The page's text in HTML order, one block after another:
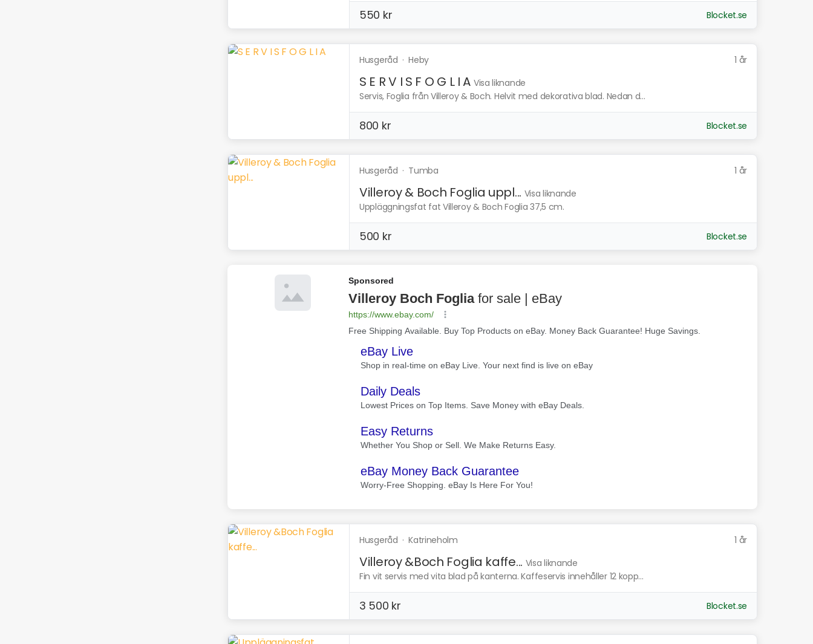
550 kr Blocket.se
Husgeråd ·Heby 1 år
S E R V I S F O G L I A Visa liknande
Servis, Foglia från Villeroy & Boch. Helvit med dekorativa blad. Nedan d...
800 kr Blocket.se
Husgeråd · Tumba 1 år
Villeroy & Boch Foglia uppl... Visa liknande
Uppläggningsfat fat Villeroy & Boch Foglia 37,5 cm.
500 kr Blocket.se
Husgeråd ·Katrineholm 1 år
Villeroy &Boch Foglia kaffe... Visa liknande
Fin vit servis med vita blad på kanterna. Kaffeservis innehåller 12 kopp...
3 500 kr Blocket.se